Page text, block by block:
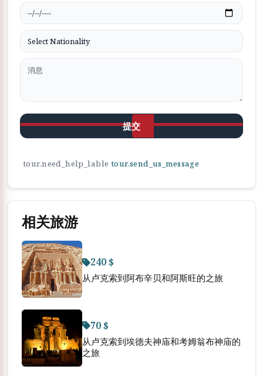
提交
tour.need_help_lable tour.send_us_message
相关旅游
240 $
从卢克索到阿布辛贝和阿斯旺的之旅
70 $
从卢克索到埃德夫神庙和考姆翁布神庙的
之旅